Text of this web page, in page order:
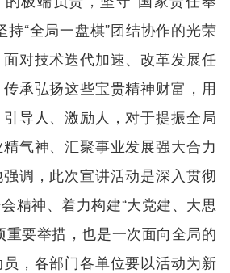
持“全局一盘棋”团结协作的光荣
对技术迭代加速、改革发展任
承弘扬这些宝贵精神财富，用
导人、激励人，对于提振全局
气神、汇聚事业发展强大合力
调，此次宣讲活动是深入贯彻
精神、着力构建“大党建、大思
重要举措，也是一次面向全局的
，各部门各单位要以活动为新